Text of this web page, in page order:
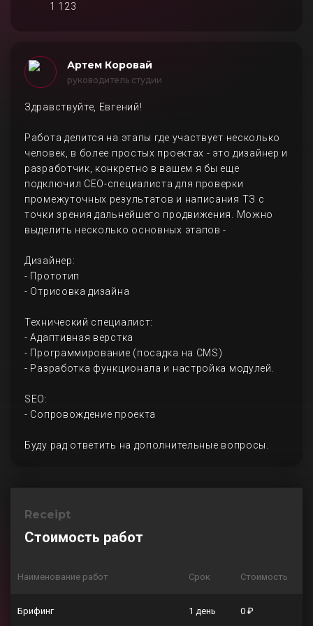
1 123
Артем Коровай
руководитель студии
Здравствуйте, Евгений!
Работа делится на этапы где участвует несколько
человек, в более простых проектах - это дизайнер и
разработчик, конкретно в вашем я бы еще
подключил СЕО-специалиста для проверки
промежуточных результатов и написания ТЗ с
точки зрения дальнейшего продвижения. Можно
выделить несколько основных этапов -
Дизайнер:
- Прототип
- Отрисовка дизайна
Технический специалист:
- Адаптивная верстка
- Программирование (посадка на CMS)
- Разработка функционала и настройка модулей.
SEO:
- Сопровождение проекта
Буду рад ответить на дополнительные вопросы.
Receipt
Стоимость работ
Наименование работ Срок Стоимость
Брифинг 1 день 0 ₽